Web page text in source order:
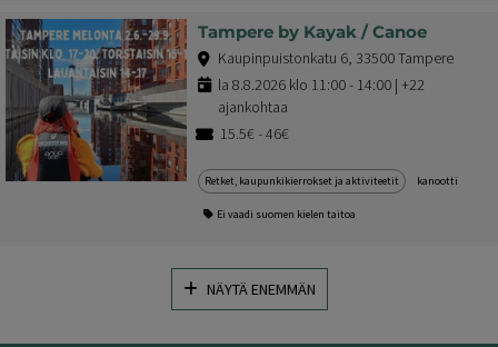
Tampere by Kayak / Canoe
Kaupinpuistonkatu 6, 33500 Tampere
la 8.8.2026 klo 11:00 - 14:00 | +22
ajankohtaa
15.5€ - 46€
Retket, kaupunkikierrokset ja aktiviteetit kanootti
Ei vaadi suomen kielen taitoa
NÄYTÄ ENEMMÄN